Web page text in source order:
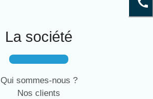
La société
Qui sommes-nous ?
Nos clients